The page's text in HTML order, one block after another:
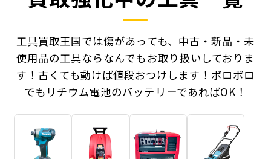
工具買取王国では傷があっても、中古・新品・未
使用品の工具ならなんでもお取り扱いしておりま
す！ 古くても動けば値段おつけします！ボロボロ
でもリチウム電池のバッテリーであればOK！